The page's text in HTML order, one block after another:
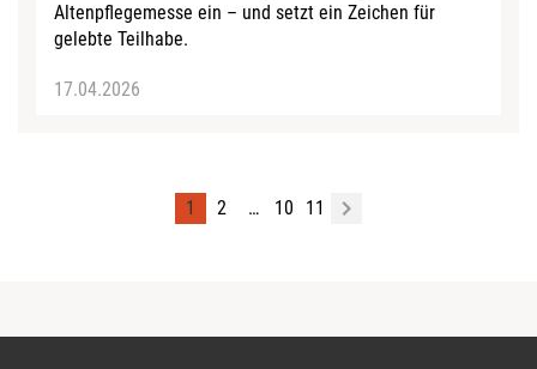
Altenpflegemesse ein – und setzt ein Zeichen für
gelebte Teilhabe.
17.04.2026
1 2 … 10 11